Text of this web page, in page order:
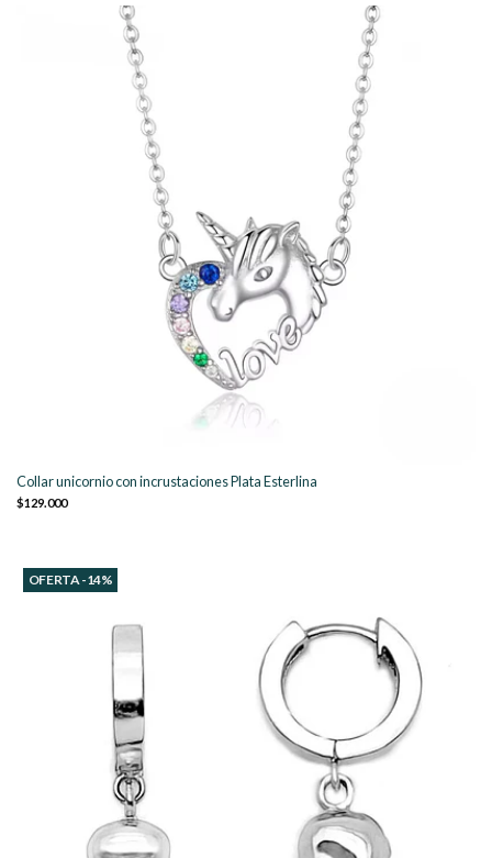
Collar unicornio con incrustaciones Plata Esterlina
$129.000
OFERTA -14%